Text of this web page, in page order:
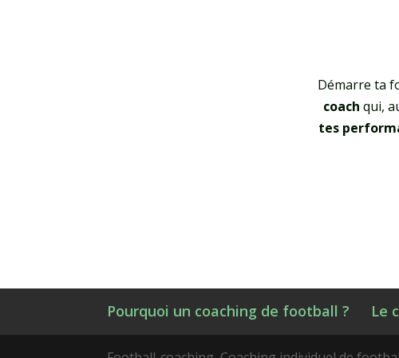
Démarre ta
coach qui,
tes
Pourquoi un coaching de football ? Le